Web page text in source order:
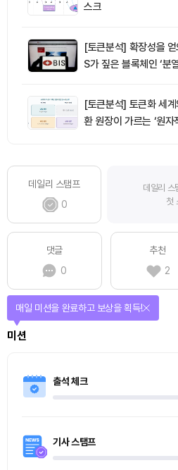
스크
[토큰분석] 확장성을
S가 짚은 블록체인 ‘분
[토큰분석] 토큰화 세
환 원장이 가르는 ‘원자
데일리 스탬프
0
데일리 스
첫
댓글
0
추천
2
미션
매일 미션을 완료하고 보상을 획득!
출석 체크
기사 스탬프